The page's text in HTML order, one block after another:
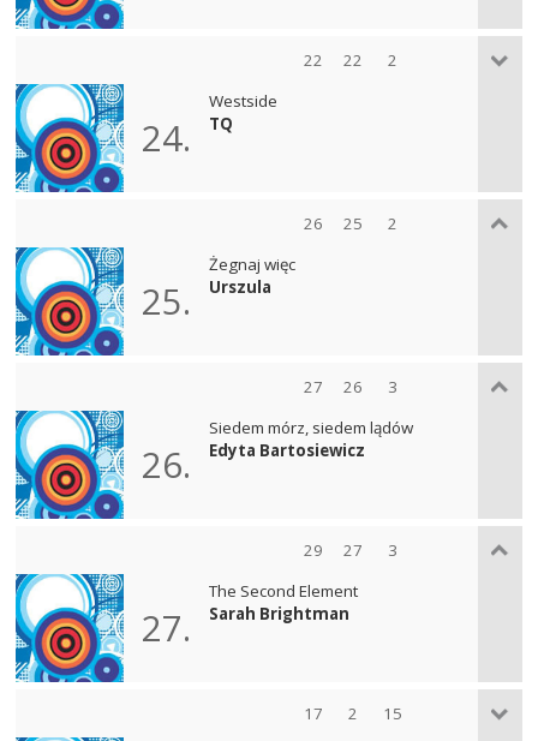
22 22 2
24.
Westside
TQ
26 25 2
25.
Żegnaj więc
Urszula
27 26 3
26.
Siedem mórz, siedem lądów
Edyta Bartosiewicz
29 27 3
27.
The Second Element
Sarah Brightman
17 2 15